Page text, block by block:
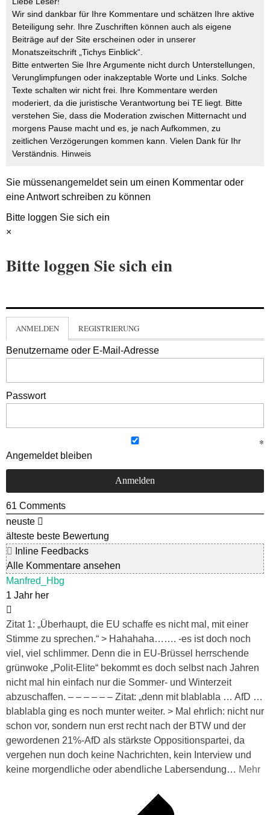
Wir sind dankbar für Ihre Kommentare und schätzen Ihre aktive
Beteiligung sehr. Ihre Zuschriften können auch als eigene
Beiträge auf der Site erscheinen oder in unserer
Monatszeitschrift „Tichys Einblick“.
Bitte entwerten Sie Ihre Argumente nicht durch Unterstellungen,
Verunglimpfungen oder inakzeptable Worte und Links. Solche
Texte schalten wir nicht frei. Ihre Kommentare werden
moderiert, da die juristische Verantwortung bei TE liegt. Bitte
verstehen Sie, dass die Moderation zwischen Mitternacht und
morgens Pause macht und es, je nach Aufkommen, zu
zeitlichen Verzögerungen kommen kann. Vielen Dank für Ihr
Verständnis. Hinweis
Sie müssenangemeldetsein um einen Kommentar oder
eine Antwort schreiben zu können
Bitte loggen Sie sich ein
×
Bitte loggen Sie sich ein
ANMELDEN REGISTRIERUNG
Benutzername oder E-Mail-Adresse
Passwort
Angemeldet bleiben
61 Comments
neuste
älteste beste Bewertung
Inline Feedbacks
Alle Kommentare ansehen
Manfred_Hbg
1 Jahr her
Zitat 1: „Überhaupt, die EU schaffe es nicht mal, mit einer
Stimme zu sprechen.“ > Hahahaha……. -es ist doch noch
viel, viel schlimmer. Denn die in EU-Brüssel herrschende
grünwoke „Polit-Elite“ bekommt es doch selbst nach Jahren
nicht mal hin einfach nur die Sommer- und Winterzeit
abzuschaffen. – – – – – – Zitat: „denn mit blablabla … AfD …
blablabla ging es noch munter weiter. > Mal ehrlich: nicht nur
schon vor, sondern nun erst recht nach der BTW und der
gewordenen 21%-AfD als stärkste Oppositionspartei, da
vergehen nun doch keine Nachrichten, kein Interview und
keine morgendliche oder abendliche Labersendung… Mehr